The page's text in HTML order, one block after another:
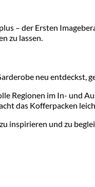
– der Ersten
zu lassen.
neu
Regionen im In- und
das Kofferpacken
inspirieren und zu